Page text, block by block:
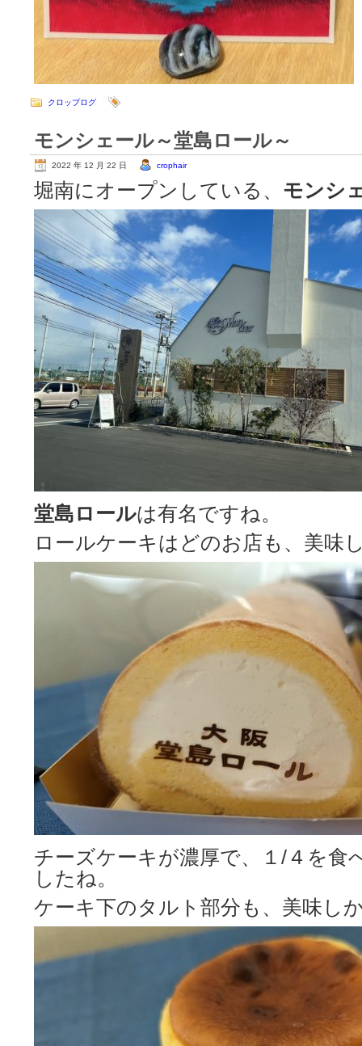
クロップログ
モンシェール～堂島ロール～
2022 年 12 月 22 日 crophair
堀南にオープンしている、 モンシ
堂島ロールは有名ですね。
ロールケーキはどのお店も、美味
チーズケーキが濃厚で、１/４を食
したね。
ケーキ下のタルト部分も、美味し